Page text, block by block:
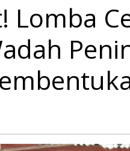
Cermat
RG
2024
jadi
Peningkatan
Kecerdasan
Siswa
Lomba